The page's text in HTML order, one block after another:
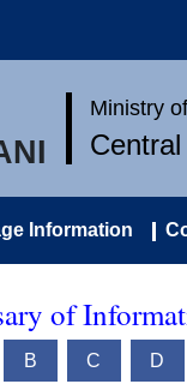
Ministry
Information
of
B C D